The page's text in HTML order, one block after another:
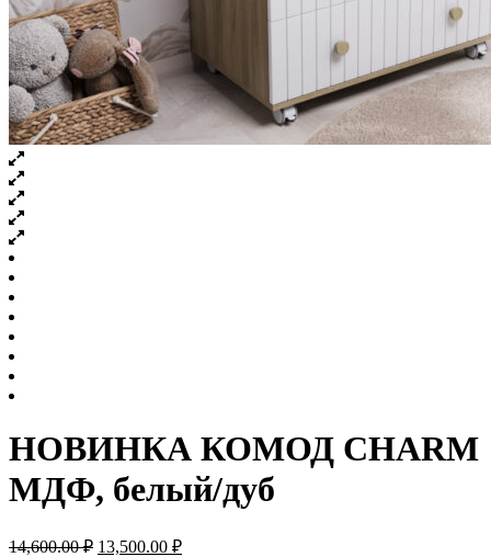
НОВИНКА КОМОД CHARM
МДФ, белый/дуб
14,600.00₽ Первоначальная
13,500.00 ₽Текущая